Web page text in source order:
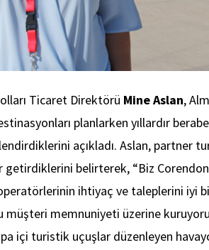
Ticaret Direktörü Mine Aslan,
planlarken yıllardır
açıkladı. Aslan, partner
getirdiklerini belirterek, “Biz
ihtiyaç ve taleplerini iyi
müşteri memnuniyeti üzerine
içi turistik uçuşlar düzenleyen